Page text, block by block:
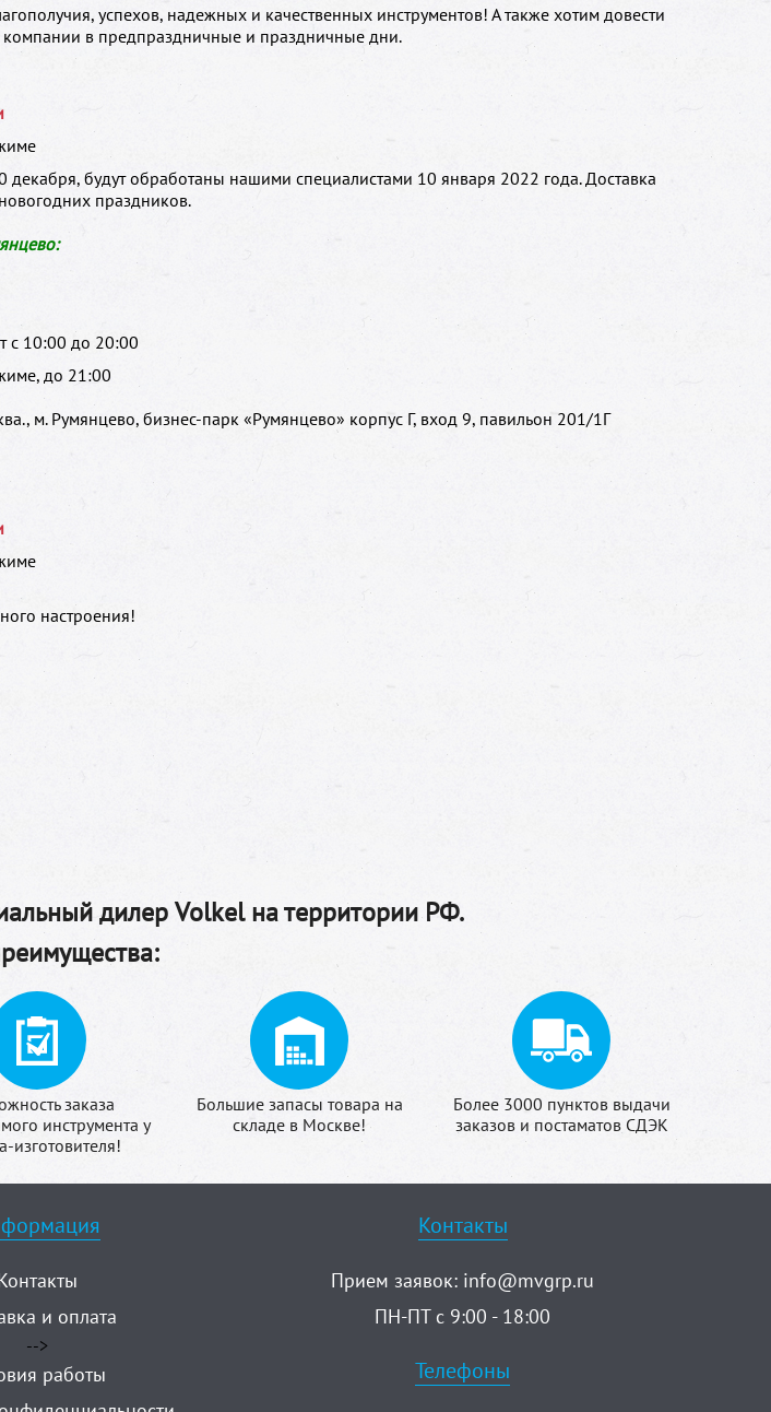
успехов, надежных и качественных инструментов! А также хотим довести
в предпраздничные и праздничные дни.
декабря, будут обработаны нашими специалистами 10 января 2022 года. Доставка
праздников.
с 10:00 до 20:00
до 21:00
м. Румянцево, бизнес-парк «Румянцево» корпус Г, вход 9, павильон 201/1Г
настроения!
дилер Volkel на территории РФ.
заказа
инструмента у
изготовителя!
Большие запасы товара на
складе в Москве!
Более 3000 пунктов выдачи
заказов и постаматов СДЭК
и оплата
-->
работы
Контакты
Прием заявок: info@mvgrp.ru
ПН-ПТ с 9:00 - 18:00
Телефоны